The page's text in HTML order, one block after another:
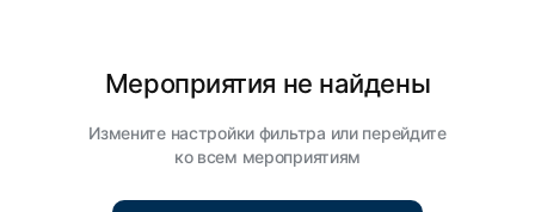
Мероприятия не найдены
Измените настройки фильтра или перейдите
ко всем мероприятиям